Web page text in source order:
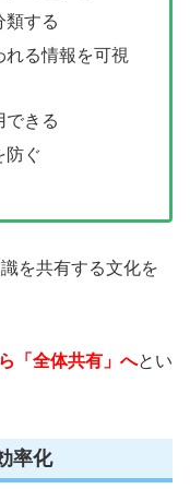
類する
れる情報を可視
できる
防ぐ
を共有する文化を
「全体共有」へとい
率化